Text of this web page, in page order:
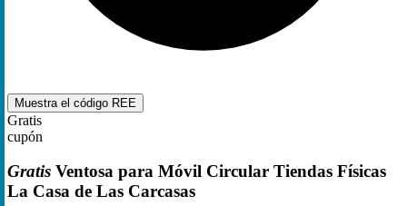
Muestra el código REE
Gratis
cupón
Gratis Ventosa para Móvil Circular Tiendas Físicas
La Casa de Las Carcasas